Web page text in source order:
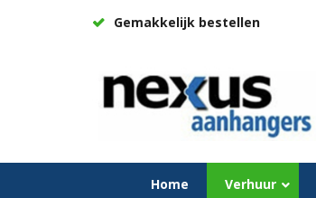
Gemakkelijk bestellen
Home Verhuur